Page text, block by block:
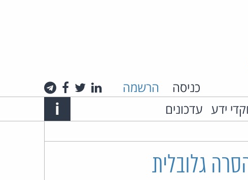
כניסה הרשמה לינקדאין
טוויטרפייסבוק
ידע עדכונים Info
i
גלובלית